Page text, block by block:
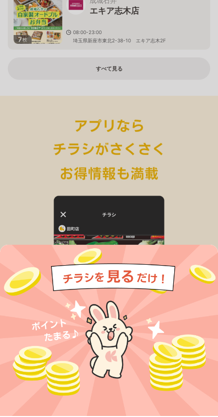
7枚
エキア志木店
08:00-23:00
埼玉県新座市東北2-38-10 エキア志木2F
すべて見る